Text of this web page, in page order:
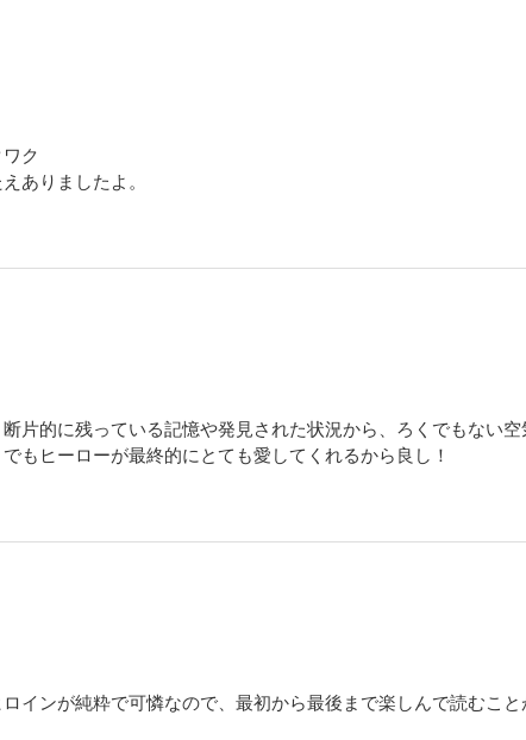
ク
ありましたよ。
片的に残っている記憶や発見された状況から、ろくでもない
もヒーローが最終的にとても愛してくれるから良し！
インが純粋で可憐なので、最初から最後まで楽しんで読むこと